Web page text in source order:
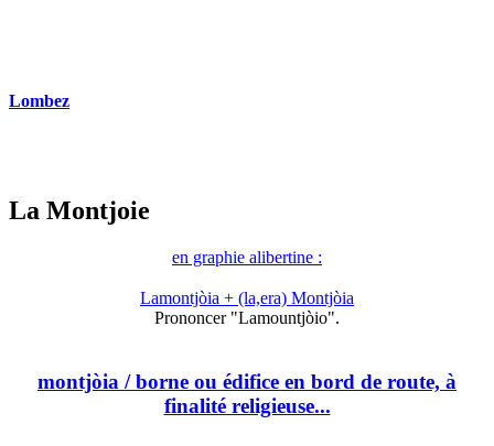
Lombez
La Montjoie
en graphie alibertine :
Lamontjòia + (la,era) Montjòia
Prononcer "Lamountjòio".
montjòia / borne ou édifice en bord de route, à
finalité religieuse...